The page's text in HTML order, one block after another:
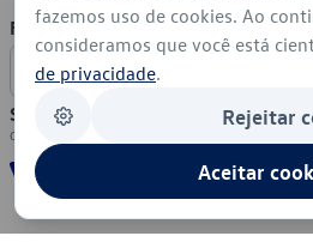
Formas de Pagamento
Segurança
fazemos uso de cookies. Ao
consideramos que você está
de privacidade.
Rejeitar
Aceitar